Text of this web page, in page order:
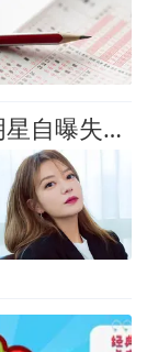
要走下坡路了？娱乐圈多位明星自曝失业没戏拍，有人已回老家摆摊